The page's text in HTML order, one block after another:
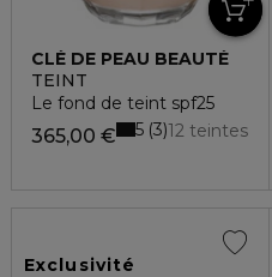
CLÉ DE PEAU BEAUTÉ
TEINT
Le fond de teint spf25
365,00 € 12 teintes
5 3
Exclusivité